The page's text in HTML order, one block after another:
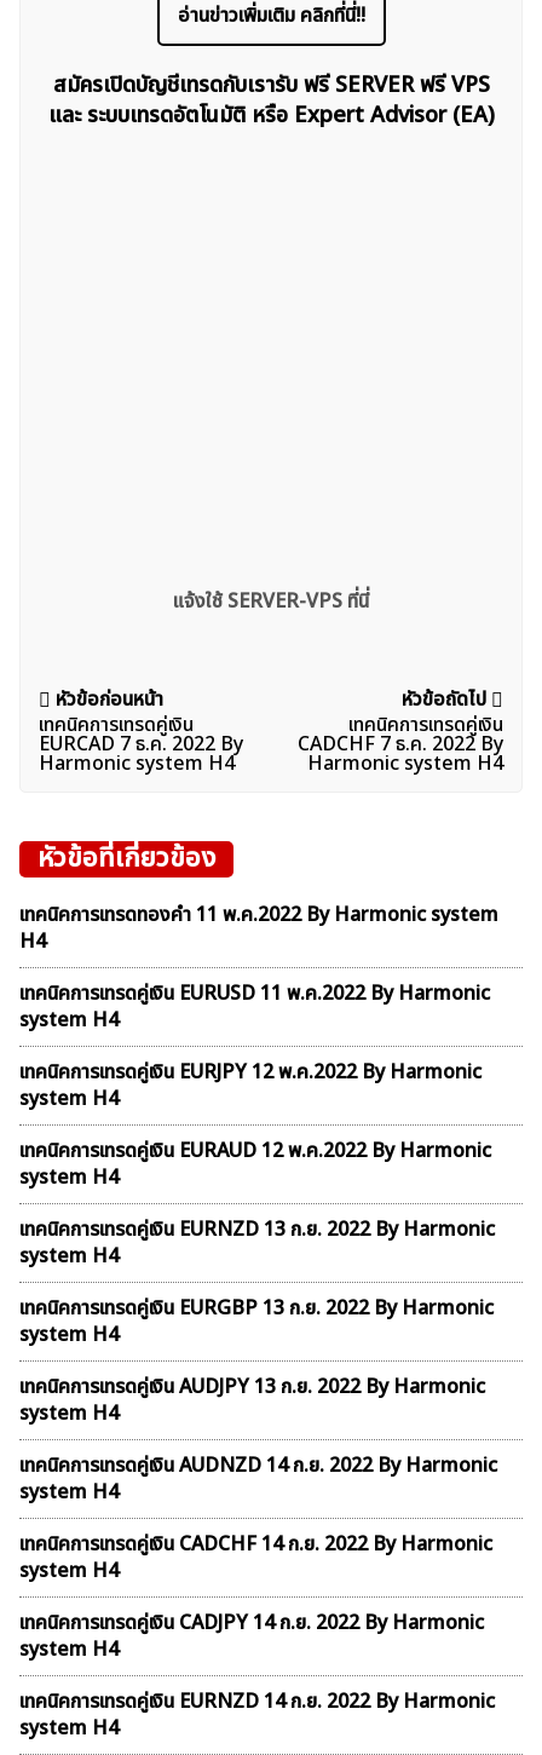
ค้นหา
สำหรับ:
อ่านข่าวเพิ่มเติม คลิกที่นี่!!
สมัครเปิดบัญชีเทรดกับเรารับ ฟรี SERVER ฟรี VPS
และ ระบบเทรดอัตโนมัติ หรือ Expert Advisor (EA)
แจ้งใช้ SERVER-VPS ที่นี่
แนะแนว
เรื่อง
หัวข้อก่อนหน้า
เทคนิคการเทรดคู่เงิน
EURCAD 7 ธ.ค. 2022 By
Harmonic system H4
หัวข้อถัดไป
เทคนิคการเทรดคู่เงิน
CADCHF 7 ธ.ค. 2022 By
Harmonic system H4
หัวข้อที่เกี่ยวข้อง
เทคนิคการเทรดทองคำ 11 พ.ค.2022 By Harmonic system
H4
เทคนิคการเทรดคู่เงิน EURUSD 11 พ.ค.2022 By Harmonic
system H4
เทคนิคการเทรดคู่เงิน EURJPY 12 พ.ค.2022 By Harmonic
system H4
เทคนิคการเทรดคู่เงิน EURAUD 12 พ.ค.2022 By Harmonic
system H4
เทคนิคการเทรดคู่เงิน EURNZD 13 ก.ย. 2022 By Harmonic
system H4
เทคนิคการเทรดคู่เงิน EURGBP 13 ก.ย. 2022 By Harmonic
system H4
เทคนิคการเทรดคู่เงิน AUDJPY 13 ก.ย. 2022 By Harmonic
system H4
เทคนิคการเทรดคู่เงิน AUDNZD 14 ก.ย. 2022 By Harmonic
system H4
เทคนิคการเทรดคู่เงิน CADCHF 14 ก.ย. 2022 By Harmonic
system H4
เทคนิคการเทรดคู่เงิน CADJPY 14 ก.ย. 2022 By Harmonic
system H4
เทคนิคการเทรดคู่เงิน EURNZD 14 ก.ย. 2022 By Harmonic
system H4